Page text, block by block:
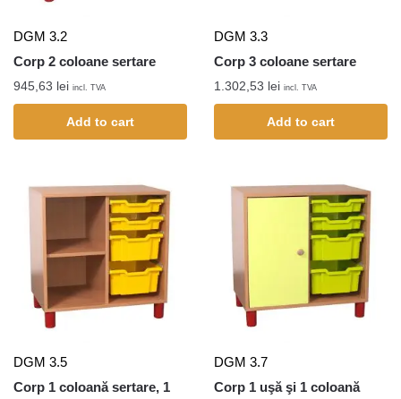
DGM 3.2
Corp 2 coloane sertare
945,63 lei incl. TVA
Add to cart
DGM 3.3
Corp 3 coloane sertare
1.302,53 lei incl. TVA
Add to cart
DGM 3.5
Corp 1 coloană sertare, 1
DGM 3.7
Corp 1 uşă şi 1 coloană